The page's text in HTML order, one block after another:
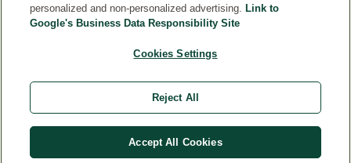
Weleda International
personalized and non-personalized advertising. Link to
Google's Business Data Responsibility Site
Cookies Settings
Reject All
Accept All Cookies